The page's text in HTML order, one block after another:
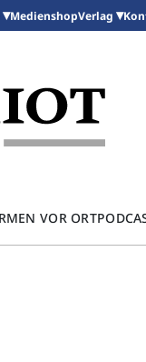
MedienshopVerlag
VOR ORT